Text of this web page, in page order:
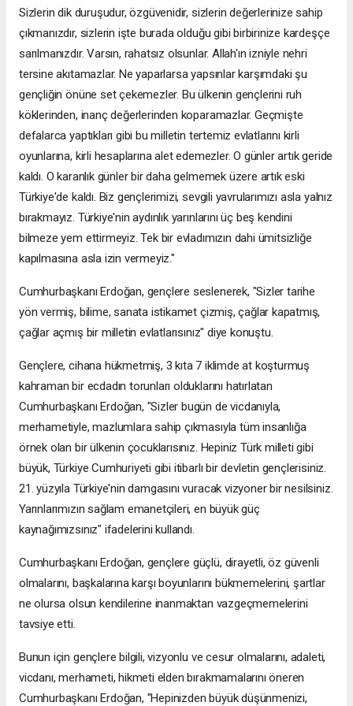
Sizlerin dik duruşudur, özgüvenidir, sizlerin değerlerinize sahip
çıkmanızdır, sizlerin işte burada olduğu gibi birbirinize kardeşçe
sarılmanızdır. Varsın, rahatsız olsunlar. Allah'ın izniyle nehri
tersine akıtamazlar. Ne yaparlarsa yapsınlar karşımdaki şu
gençliğin önüne set çekemezler. Bu ülkenin gençlerini ruh
köklerinden, inanç değerlerinden koparamazlar. Geçmişte
defalarca yaptıkları gibi bu milletin tertemiz evlatlarını kirli
oyunlarına, kirli hesaplarına alet edemezler. O günler artık geride
kaldı. O karanlık günler bir daha gelmemek üzere artık eski
Türkiye'de kaldı. Biz gençlerimizi, sevgili yavrularımızı asla yalnız
bırakmayız. Türkiye'nin aydınlık yarınlarını üç beş kendini
bilmeze yem ettirmeyiz. Tek bir evladımızın dahi ümitsizliğe
kapılmasına asla izin vermeyiz."
Cumhurbaşkanı Erdoğan, gençlere seslenerek, "Sizler tarihe
yön vermiş, bilime, sanata istikamet çizmiş, çağlar kapatmış,
çağlar açmış bir milletin evlatlarısınız" diye konuştu.
Gençlere, cihana hükmetmiş, 3 kıta 7 iklimde at koşturmuş
kahraman bir ecdadın torunları olduklarını hatırlatan
Cumhurbaşkanı Erdoğan, "Sizler bugün de vicdanıyla,
merhametiyle, mazlumlara sahip çıkmasıyla tüm insanlığa
örnek olan bir ülkenin çocuklarısınız. Hepiniz Türk milleti gibi
büyük, Türkiye Cumhuriyeti gibi itibarlı bir devletin gençlerisiniz.
21. yüzyıla Türkiye'nin damgasını vuracak vizyoner bir nesilsiniz.
Yarınlarımızın sağlam emanetçileri, en büyük güç
kaynağımızsınız" ifadelerini kullandı.
Cumhurbaşkanı Erdoğan, gençlere güçlü, dirayetli, öz güvenli
olmalarını, başkalarına karşı boyunlarını bükmemelerini, şartlar
ne olursa olsun kendilerine inanmaktan vazgeçmemelerini
tavsiye etti.
Bunun için gençlere bilgili, vizyonlu ve cesur olmalarını, adaleti,
vicdanı, merhameti, hikmeti elden bırakmamalarını öneren
Cumhurbaşkanı Erdoğan, "Hepinizden büyük düşünmenizi,